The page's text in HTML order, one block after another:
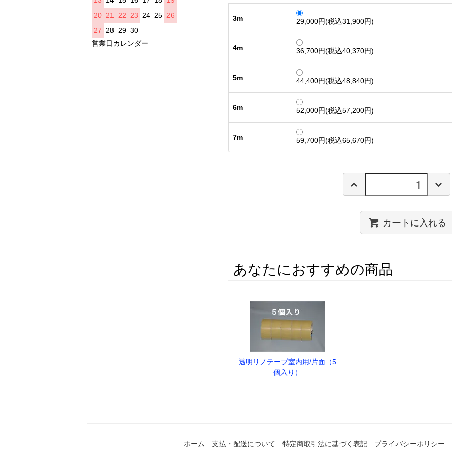
3m 29,000円(税込31,900円)
4m 36,700円(税込40,370円)
5m 44,400円(税込48,840円)
6m 52,000円(税込57,200円)
7m 59,700円(税込65,670円)
カートに入れる
あなたにおすすめの商品
透明リノテープ室内用/片面（5
個入り）
20 21 22 23 24 25 26
27
28 29 30
営業日カレンダー
ホーム 支払・配送について 特定商取引法に基づく表記 プライバシーポリシー